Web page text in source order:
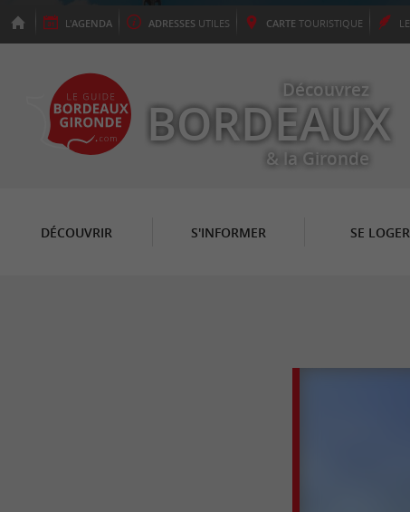
L'AGENDA ADRESSES UTILES CARTE TOURISTIQUE LE
Découvrez
BORDEAUX
& la Gironde
DÉCOUVRIR S'INFORMER SE LOGER